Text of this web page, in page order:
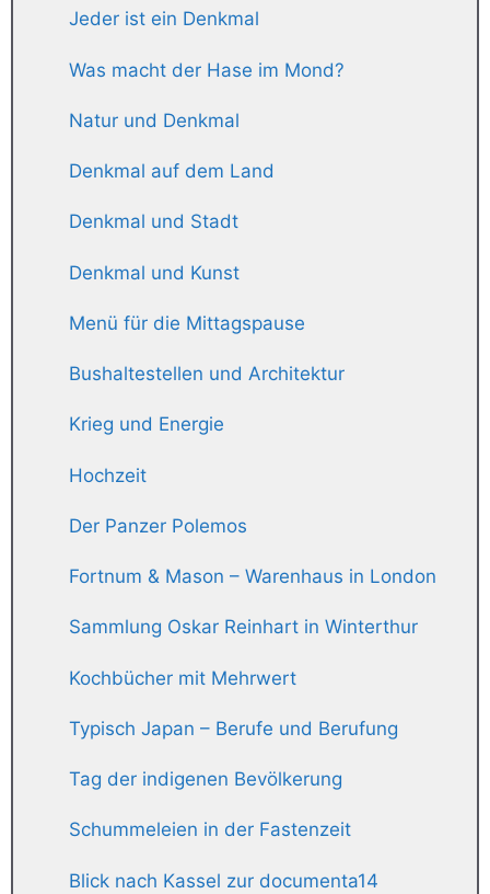
Jeder ist ein Denkmal
Was macht der Hase im Mond?
Natur und Denkmal
Denkmal auf dem Land
Denkmal und Stadt
Denkmal und Kunst
Menü für die Mittagspause
Bushaltestellen und Architektur
Krieg und Energie
Hochzeit
Der Panzer Polemos
Fortnum & Mason – Warenhaus in London
Sammlung Oskar Reinhart in Winterthur
Kochbücher mit Mehrwert
Typisch Japan – Berufe und Berufung
Tag der indigenen Bevölkerung
Schummeleien in der Fastenzeit
Blick nach Kassel zur documenta14